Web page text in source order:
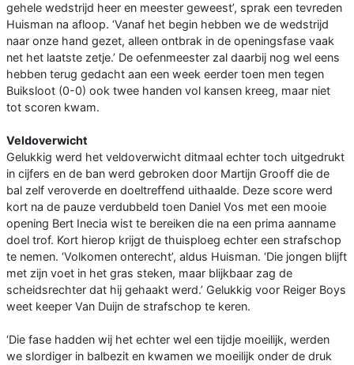
gehele wedstrijd heer en meester geweest’, sprak een tevreden
Huisman na afloop. ‘Vanaf het begin hebben we de wedstrijd
naar onze hand gezet, alleen ontbrak in de openingsfase vaak
net het laatste zetje.’ De oefenmeester zal daarbij nog wel eens
hebben terug gedacht aan een week eerder toen men tegen
Buiksloot (0-0) ook twee handen vol kansen kreeg, maar niet
tot scoren kwam.
Veldoverwicht
Gelukkig werd het veldoverwicht ditmaal echter toch uitgedrukt
in cijfers en de ban werd gebroken door Martijn Grooff die de
bal zelf veroverde en doeltreffend uithaalde. Deze score werd
kort na de pauze verdubbeld toen Daniel Vos met een mooie
opening Bert Inecia wist te bereiken die na een prima aanname
doel trof. Kort hierop krijgt de thuisploeg echter een strafschop
te nemen. ‘Volkomen onterecht’, aldus Huisman. ‘Die jongen blijft
met zijn voet in het gras steken, maar blijkbaar zag de
scheidsrechter dat hij gehaakt werd.’ Gelukkig voor Reiger Boys
weet keeper Van Duijn de strafschop te keren.
‘Die fase hadden wij het echter wel een tijdje moeilijk, werden
we slordiger in balbezit en kwamen we moeilijk onder de druk